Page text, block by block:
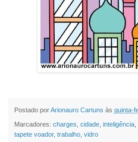
Postado porArionauro Cartuns às quinta-
Marcadores: charges cidade, inteligência,
tapete voador, trabalho, vidro